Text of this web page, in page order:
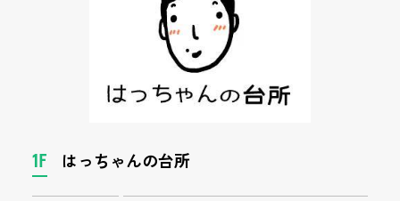
1F はっちゃんの台所